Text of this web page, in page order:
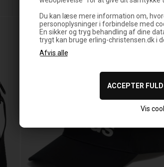
Du kan læse mere information om,
personoplysninger i forbindelse med
En sikker og tryg behandling af dine
trygt kan bruge erling-christensen.dk i
Vis
SPAR 50%